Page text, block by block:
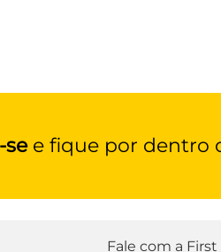
see fique por dentro
Fale com a